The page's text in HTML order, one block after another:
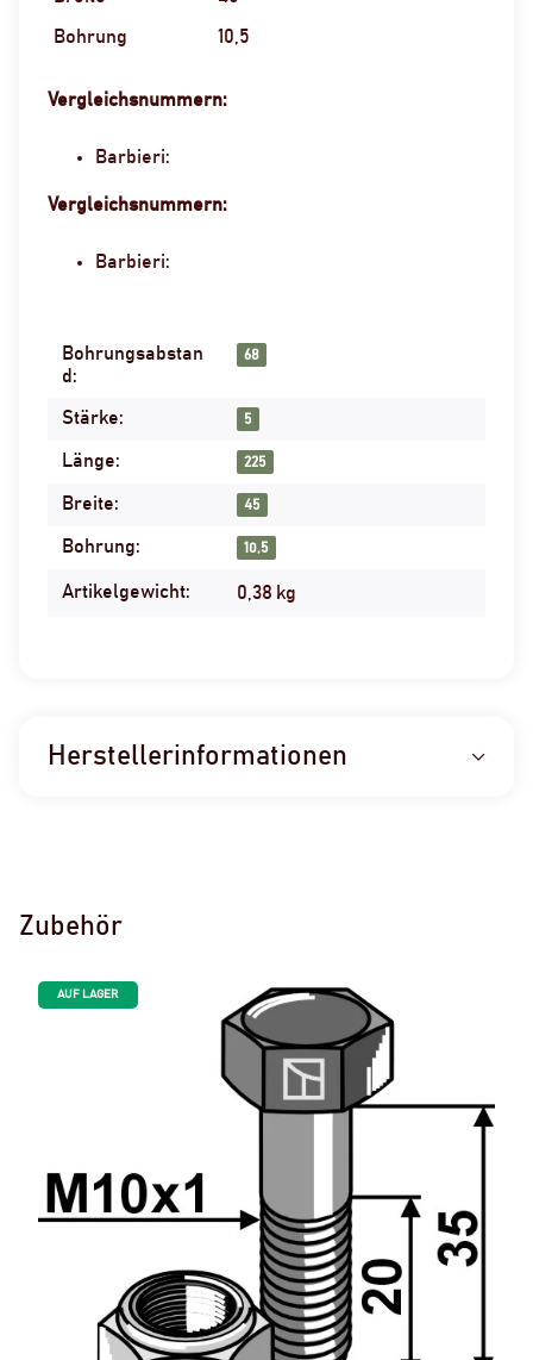
Bohrung 10,5
Vergleichsnummern:
Barbieri:
Vergleichsnummern:
Barbieri:
Produkteigenschaft
Wert
Bohrungsabstan
d:
68
Stärke: 5
Länge: 225
Breite: 45
Bohrung: 10,5
Artikelgewicht: 0,38 kg
Herstellerinformationen
Zubehör
AUF LAGER